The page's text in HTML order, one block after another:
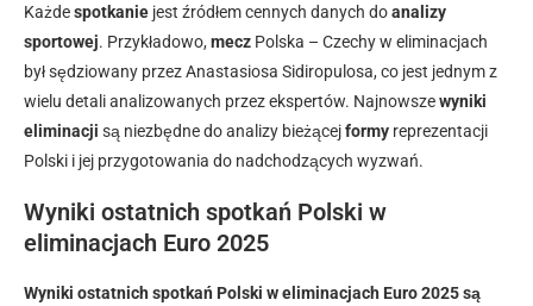
Każdespotkanie jest źródłem cennych danych doanalizy
sportowej. Przykładowo, mecz Polska – Czechy w eliminacjach
był sędziowany przez Anastasiosa Sidiropulosa, co jest jednym z
wielu detali analizowanych przez ekspertów. Najnowszewyniki
eliminacji są niezbędne do analizy bieżącejformy reprezentacji
Polski i jej przygotowania do nadchodzących wyzwań.
Wyniki ostatnich spotkań Polski w
eliminacjach Euro 2025
Wyniki ostatnich spotkań Polski w eliminacjach Euro 2025 są